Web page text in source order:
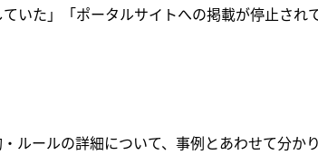
いた」「ポータルサイトへの掲載が停止され
ルールの詳細について、事例とあわせて分か